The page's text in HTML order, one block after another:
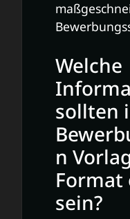
Welche
sollten
n
sein?